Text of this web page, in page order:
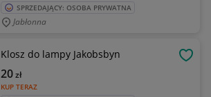
SPRZEDAJĄCY: OSOBA PRYWATNA
Jabłonna
Klosz do lampy Jakobsbyn
KUP TERAZ
20zł